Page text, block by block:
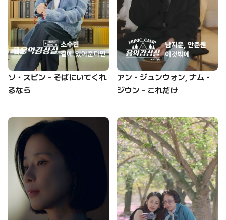
ソ・スビン - そばにいてくれ
るなら
アン・ジュンウォン, ナム・
ジウン - これだけ